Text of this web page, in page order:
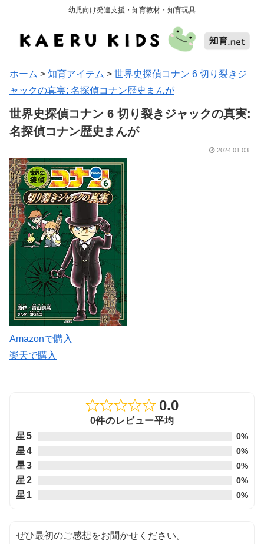
幼児向け発達支援・知育教材・知育玩具
ホーム > 知育アイテム > 世界史探偵コナン 6 切り裂きジ
ャックの真実: 名探偵コナン歴史まんが
世界史探偵コナン 6 切り裂きジャックの真実:
名探偵コナン歴史まんが
2024.01.03
Amazonで購入
楽天で購入
Rated
0.0
0件のレビュー平均
星5
0%
星4 0%
星3 0%
星2 0%
星1 0%
ぜひ最初のご感想をお聞かせください。